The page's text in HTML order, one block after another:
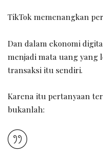
TikTok memenangkan
Dan dalam ekonomi
menjadi mata uang yang
transaksi itu sendiri.
Karena itu pertanyaan
bukanlah: